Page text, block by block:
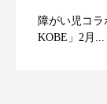
障がい児コ
KOBE」2月...